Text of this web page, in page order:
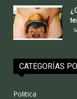
CATEGORÍAS
Politica